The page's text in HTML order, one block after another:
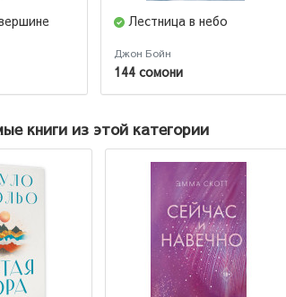
Лестница в небо
Джон Бойн
144 сомони
книги из этой категории